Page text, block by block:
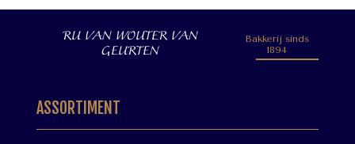
RU VAN WOUTER VAN
GEURTEN
Bakkerij sinds
1894
ASSORTIMENT